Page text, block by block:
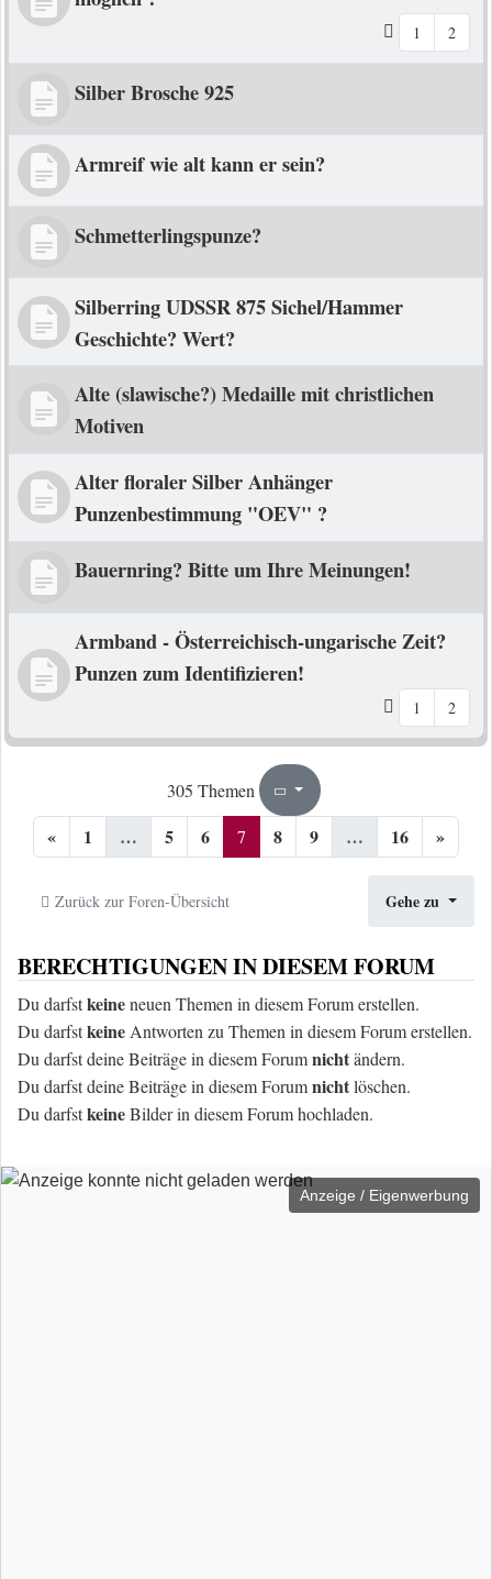
1 2
Silber Brosche 925
Armreif wie alt kann er sein?
Schmetterlingspunze?
Silberring UDSSR 875 Sichel/Hammer
Geschichte? Wert?
Alte (slawische?) Medaille mit christlichen
Motiven
Alter floraler Silber Anhänger
Punzenbestimmung "OEV" ?
Bauernring? Bitte um Ihre Meinungen!
Armband - Österreichisch-ungarische Zeit?
Punzen zum Identifizieren!
1 2
305 Themen Seite7
« 1 … 5 6 7 8 9 … 16 »
Zurück zur Foren-Übersicht Gehe zu
BERECHTIGUNGEN IN DIESEM FORUM
Du darfstkeineneuen Themen in diesem Forum erstellen.
Du darfstkeine Antworten zu Themen in diesem Forum erstellen.
Du darfst deine Beiträge in diesem Forumnichtändern.
Du darfst deine Beiträge in diesem Forumnichtlöschen.
Du darfstkeineBilder in diesem Forum hochladen.
Anzeige / Eigenwerbung